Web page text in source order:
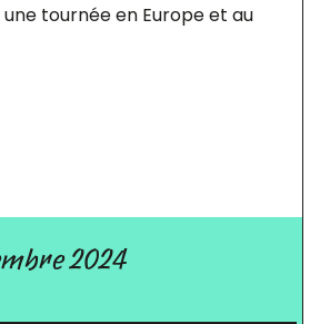
tournée en Europe et au
2024